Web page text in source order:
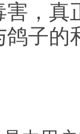
，真
鸽子的